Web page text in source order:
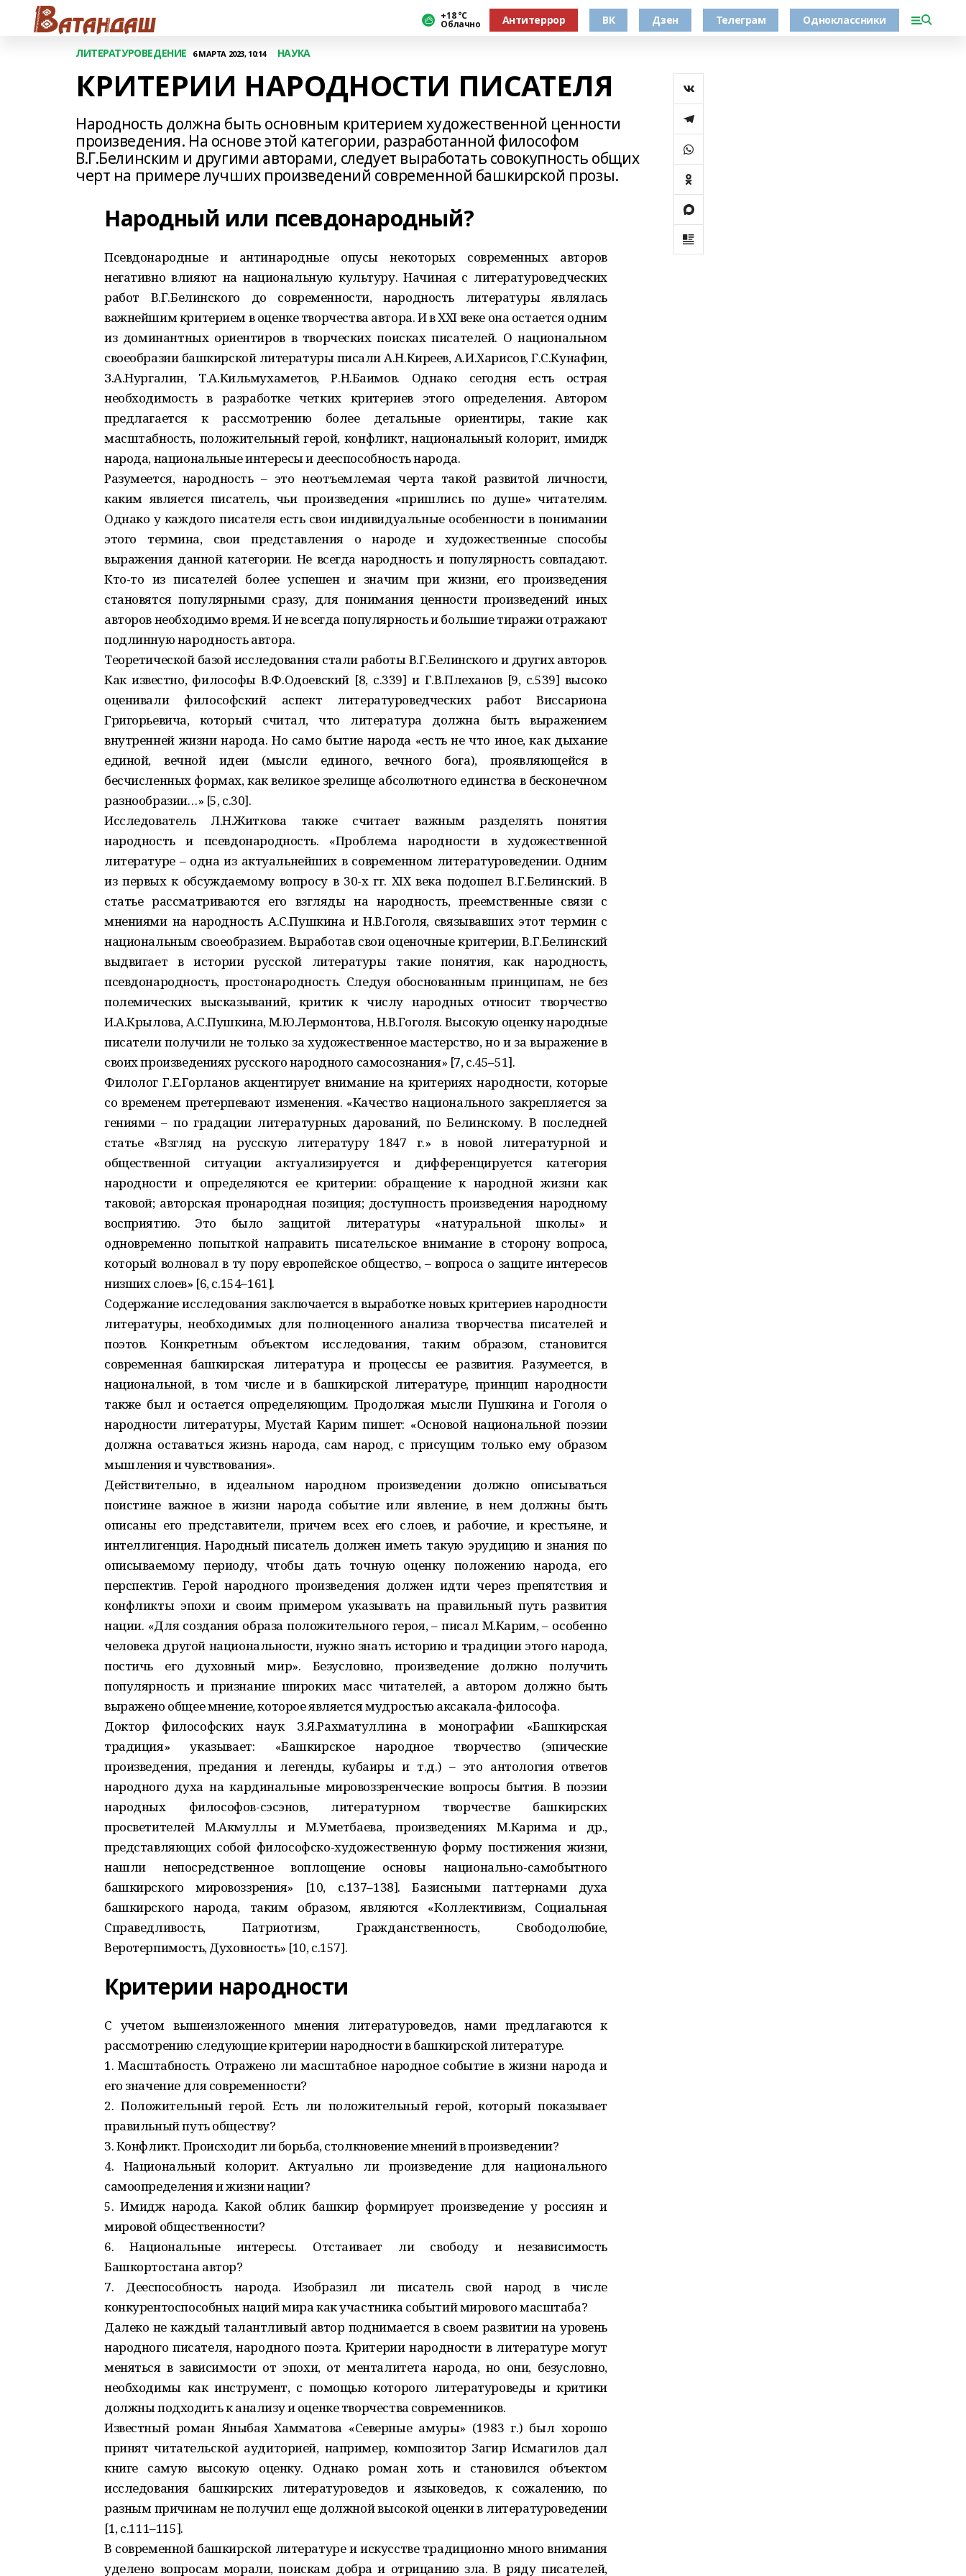
+18 °С
Облачно Антитеррор ВК Дзен Телеграм Одноклассники
ЛИТЕРАТУРОВЕДЕНИЕ 6 МАРТА 2023, 10:14 НАУКА
КРИТЕРИИ НАРОДНОСТИ ПИСАТЕЛЯ
Народность должна быть основным критерием художественной ценности
произведения. На основе этой категории, разработанной философом
В.Г.Белинским и другими авторами, следует выработать совокупность общих
черт на примере лучших произведений современной башкирской прозы.
Народный или псевдонародный?
Псевдонародные и антинародные опусы некоторых современных авторов
негативно влияют на национальную культуру. Начиная с литературоведческих
работ В.Г.Белинского до современности, народность литературы являлась
важнейшим критерием в оценке творчества автора. И в ХХI веке она остается одним
из доминантных ориентиров в творческих поисках писателей. О национальном
своеобразии башкирской литературы писали А.Н.Киреев, А.И.Харисов, Г.С.Ку­нафин,
З.А.Нургалин, Т.А.Кильмухаметов, Р.Н.Баимов. Однако сегодня есть острая
необходимость в разработке четких критериев этого определения. Автором
предлагается к рассмотрению более детальные ориентиры, такие как
масштабность, положительный герой, конфликт, национальный колорит, имидж
народа, национальные интересы и дееспособность народа.
Разумеется, народность – это неотъемлемая черта такой развитой личности,
каким является писатель, чьи произведения «пришлись по душе» читателям.
Однако у каждого писателя есть свои индивидуальные особенности в понимании
этого термина, свои представления о народе и художественные способы
выражения данной категории. Не всегда народность и популярность совпадают.
Кто-то из писателей более успешен и значим при жизни, его произведения
становятся популярными сразу, для понимания ценности произведений иных
авторов необходимо время. И не всегда популярность и большие тиражи отражают
подлинную народность автора.
Теоретической базой исследования стали работы В.Г.Белин­ского и других авторов.
Как известно, философы В.Ф.Одоевский [8, с.339] и Г.В.Плеханов [9, с.539] высоко
оценивали философский аспект литературоведческих работ Виссариона
Григорьевича, который считал, что литература должна быть выражением
внутренней жизни народа. Но само бытие народа «есть не что иное, как дыхание
единой, вечной идеи (мысли единого, вечного бога), проявляющейся в
бесчисленных формах, как великое зрелище абсолютного единства в бесконечном
разнообразии…» [5, с.30].
Исследователь Л.Н.Житкова также считает важным разделять понятия
народность и псевдонародность. «Проблема народности в художественной
литературе – одна из актуальнейших в современном литературоведении. Одним
из первых к обсуждаемому вопросу в 30-х гг. XIХ века подошел В.Г.Белинский. В
статье рассматриваются его взгляды на народность, преемственные связи с
мнениями на народность А.С.Пушкина и Н.В.Гоголя, связывавших этот термин с
национальным своеобразием. Выработав свои оценочные критерии, В.Г.Белинский
выдвигает в истории русской литературы такие понятия, как народность,
псевдонародность, простонародность. Следуя обоснованным принципам, не без
полемических высказываний, критик к числу народных относит творчество
И.А.Крылова, А.С.Пушкина, М.Ю.Лермонтова, Н.В.Гоголя. Высокую оценку народные
писатели получили не только за художественное мастерство, но и за выражение в
своих произведениях русского народного самосознания» [7, с.45–51].
Филолог Г.Е.Горланов акцентирует внимание на критериях народности, которые
со временем претерпевают изменения. «Качество национального закрепляется за
гениями – по градации литературных дарований, по Белинскому. В последней
статье «Взгляд на русскую литературу 1847 г.» в новой литературной и
общественной ситуации актуализируется и дифференцируется категория
народности и определяются ее критерии: обращение к народной жизни как
таковой; авторская пронародная позиция; доступность произведения народному
восприятию. Это было защитой литературы «натуральной школы» и
одновременно попыткой направить писательское внимание в сторону вопроса,
который волновал в ту пору европейское общество, – вопроса о защите интересов
низших слоев» [6, с.154–161].
Содержание исследования заключается в выработке новых критериев народности
литературы, необходимых для полноценного анализа творчества писателей и
поэтов. Конкретным объектом исследования, таким образом, становится
современная башкирская литература и процессы ее развития. Разумеется, в
национальной, в том числе и в башкирской литературе, принцип народности
также был и остается определяющим. Продолжая мысли Пушкина и Гоголя о
народности литературы, Мустай Карим пишет: «Основой национальной поэзии
должна оставаться жизнь народа, сам народ, с присущим только ему образом
мышления и чувствования».
Действительно, в идеальном народном произведении должно описываться
поистине важное в жизни народа событие или явление, в нем должны быть
описаны его представители, причем всех его слоев, и рабочие, и крестьяне, и
интеллигенция. Народный писатель должен иметь такую эрудицию и знания по
описываемому периоду, чтобы дать точную оценку положению народа, его
перспектив. Герой народного произведения должен идти через препятствия и
конфликты эпохи и своим примером указывать на правильный путь развития
нации. «Для создания образа положительного героя, – писал М.Карим, – особенно
человека другой национальности, нужно знать историю и традиции этого народа,
постичь его духовный мир». Безусловно, произведение должно получить
популярность и признание широких масс читателей, а автором должно быть
выражено общее мнение, которое является мудростью аксакала-философа.
Доктор философских наук З.Я.Рахматуллина в монографии «Башкирская
традиция» указывает: «Башкирское народное творчество (эпические
произведения, предания и легенды, кубаиры и т.д.) – это антология ответов
народного духа на кардинальные мировоззренческие вопросы бытия. В поэзии
народных философов-сэсэнов, литературном творчестве башкирских
просветителей М.Акмуллы и М.Уметбаева, произведениях М.Карима и др.,
представляющих собой философско-художественную форму постижения жизни,
нашли непосредственное воплощение основы национально-самобытного
башкирского мировоззрения» [10, с.137–138]. Базисными паттернами духа
башкирского народа, таким образом, являются «Коллективизм, Социальная
Справедливость, Патриотизм, Гражданственность, Свободолюбие,
Веротерпимость, Духовность» [10, с.157].
Критерии народности
С учетом вышеизложенного мнения литературоведов, нами предлагаются к
рассмотрению следующие критерии народности в башкирской литературе.
1. Масштабность. Отражено ли масштабное народное событие в жизни народа и
его значение для современности?
2. Положительный герой. Есть ли положительный герой, который показывает
правильный путь обществу?
3. Конфликт. Происходит ли борьба, столкновение мнений в произведении?
4. Национальный колорит. Актуально ли произведение для национального
самоопределения и жизни нации?
5. Имидж народа. Какой облик башкир формирует произведение у россиян и
мировой общественности?
6. Национальные интересы. Отстаивает ли свободу и независимость
Башкортостана автор?
7. Дееспособность народа. Изобразил ли писатель свой народ в числе
конкурентоспособных наций мира как участника событий мирового масштаба?
Далеко не каждый талантливый автор поднимается в своем развитии на уровень
народного писателя, народного поэта. Критерии народности в литературе могут
меняться в зависимости от эпохи, от менталитета народа, но они, безусловно,
необходимы как инструмент, с помощью которого литературоведы и критики
должны подходить к анализу и оценке творчества современников.
Известный роман Яныбая Хамматова «Северные амуры» (1983 г.) был хорошо
принят читательской аудиторией, например, композитор Загир Исмагилов дал
книге самую высокую оценку. Однако роман хоть и становился объектом
исследования башкирских литературоведов и языковедов, к сожалению, по
разным причинам не получил еще должной высокой оценки в литературоведении
[1, с.111–115].
В современной башкирской литературе и искусстве традиционно много внимания
уделено вопросам морали, поискам добра и отрицанию зла. В ряду писателей,